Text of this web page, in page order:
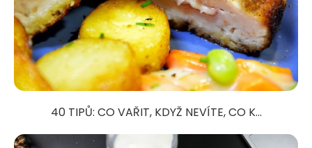
40 TIPŮ: CO VAŘIT, KDYŽ NEVÍTE, CO K...